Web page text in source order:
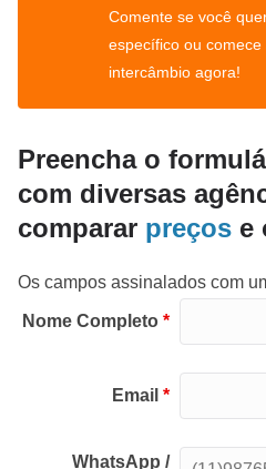
Comente se você
específico ou comece
intercâmbio agora!
Preencha o
com diversas
comparar preços e
Os campos assinalados com
Nome Completo*
Email*
WhatsApp /